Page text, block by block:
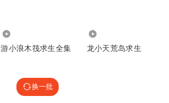
游小浪木筏求生全集 龙小天荒岛求生
换一批